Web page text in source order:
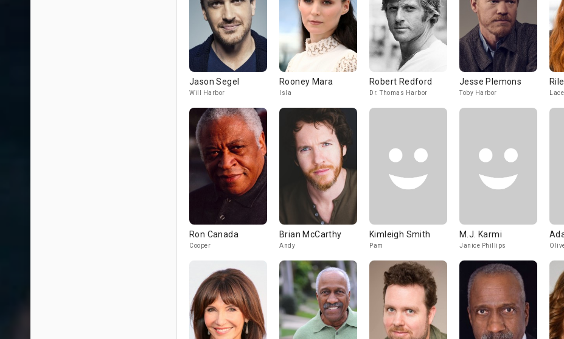
Jason Segel
Will Harbor
Rooney Mara
Isla
Robert Redford
Dr. Thomas Harbor
Jesse Plemons
Toby Harbor
Ron Canada
Cooper
Brian McCarthy
Andy
Kimleigh Smith
Pam
M.J. Karmi
Janice Phillips